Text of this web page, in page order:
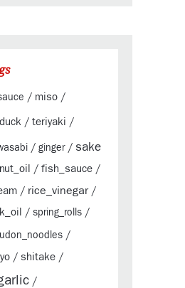
/ miso /
duck / teriyaki /
/ ginger/ sake
/ fish_sauce /
/ rice_vinegar/
/ spring_rolls /
udon_noodles /
/ shitake /
/